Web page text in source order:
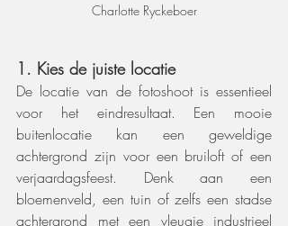
Charlotte Ryckeboer
1. Kies de juiste locatie
De locatie van de fotoshoot is essentieel
voor het eindresultaat. Een mooie
buitenlocatie kan een geweldige
achtergrond zijn voor een bruiloft of een
verjaardagsfeest. Denk aan een
bloemenveld, een tuin of zelfs een stadse
achtergrond met een vleugje industrieel